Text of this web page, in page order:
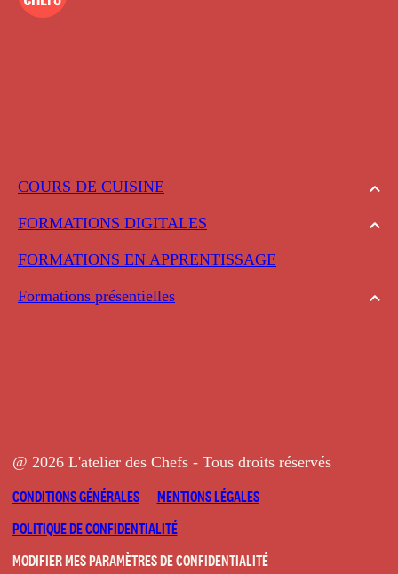
COURS DE CUISINE
FORMATIONS DIGITALES
FORMATIONS EN APPRENTISSAGE
Formations présentielles
@ 2026 L'atelier des Chefs - Tous droits réservés
CONDITIONS GÉNÉRALES
MENTIONS LÉGALES
POLITIQUE DE CONFIDENTIALITÉ
MODIFIER MES PARAMÈTRES DE CONFIDENTIALITÉ